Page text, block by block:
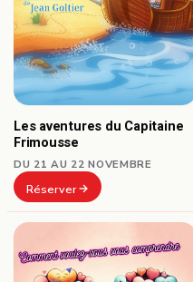
Les aventures du Capitaine
Frimousse
DU 21 AU 22 NOVEMBRE
Réserver